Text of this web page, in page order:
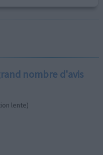
nombre d'avis
lente)